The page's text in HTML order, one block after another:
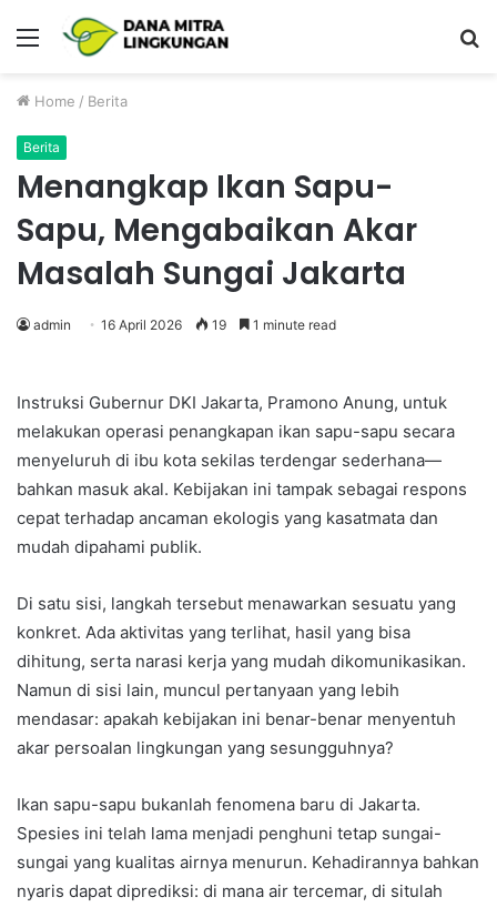
Menu
Home / Berita
Berita
Menangkap Ikan Sapu-
Sapu, Mengabaikan Akar
Masalah Sungai Jakarta
admin 16 April 2026 19 1 minute read
Instruksi Gubernur DKI Jakarta, Pramono Anung, untuk
melakukan operasi penangkapan ikan sapu-sapu secara
menyeluruh di ibu kota sekilas terdengar sederhana—
bahkan masuk akal. Kebijakan ini tampak sebagai respons
cepat terhadap ancaman ekologis yang kasatmata dan
mudah dipahami publik.
Di satu sisi, langkah tersebut menawarkan sesuatu yang
konkret. Ada aktivitas yang terlihat, hasil yang bisa
dihitung, serta narasi kerja yang mudah dikomunikasikan.
Namun di sisi lain, muncul pertanyaan yang lebih
mendasar: apakah kebijakan ini benar-benar menyentuh
akar persoalan lingkungan yang sesungguhnya?
Ikan sapu-sapu bukanlah fenomena baru di Jakarta.
Spesies ini telah lama menjadi penghuni tetap sungai-
sungai yang kualitas airnya menurun. Kehadirannya bahkan
nyaris dapat diprediksi: di mana air tercemar, di situlah